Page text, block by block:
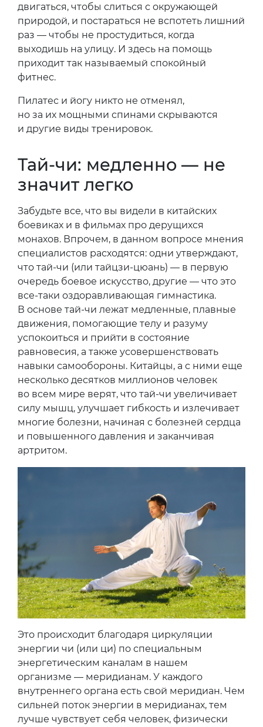
двигаться, чтобы слиться с окружающей
природой, и постараться не вспотеть лишний
раз — чтобы не простудиться, когда
выходишь на улицу. И здесь на помощь
приходит так называемый спокойный
фитнес.
Пилатес и йогу никто не отменял,
но за их мощными спинами скрываются
и другие виды тренировок.
Тай-чи: медленно — не
значит легко
Забудьте все, что вы видели в китайских
боевиках и в фильмах про дерущихся
монахов. Впрочем, в данном вопросе мнения
специалистов расходятся: одни утверждают,
что тай-чи (или тайцзи-цюань) — в первую
очередь боевое искусство, другие — что это
все-таки оздоравливающая гимнастика.
В основе тай-чи лежат медленные, плавные
движения, помогающие телу и разуму
успокоиться и прийти в состояние
равновесия, а также усовершенствовать
навыки самообороны. Китайцы, а с ними еще
несколько десятков миллионов человек
во всем мире верят, что тай-чи увеличивает
силу мышц, улучшает гибкость и излечивает
многие болезни, начиная с болезней сердца
и повышенного давления и заканчивая
артритом.
Это происходит благодаря циркуляции
энергии чи (или ци) по специальным
энергетическим каналам в нашем
организме — меридианам. У каждого
внутреннего органа есть свой меридиан. Чем
сильней поток энергии в меридианах, тем
лучше чувствует себя человек, физически